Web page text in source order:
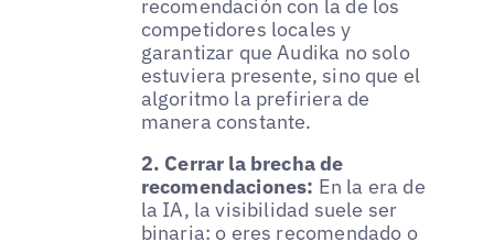
recomendación con la de los
competidores locales y
garantizar que Audika no solo
estuviera presente, sino que el
algoritmo la prefiriera de
manera constante.
2. Cerrar la brecha de
recomendaciones: En la era de
la IA, la visibilidad suele ser
binaria: o eres recomendado o